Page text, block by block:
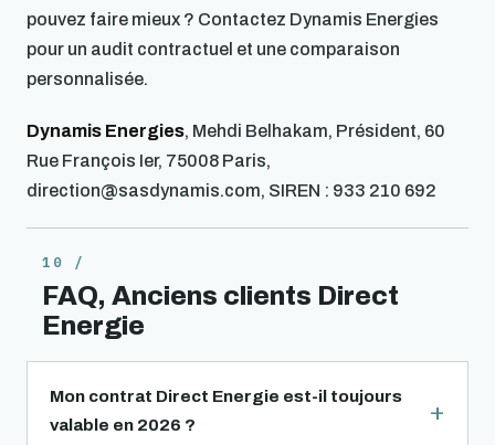
pouvez faire mieux ? Contactez Dynamis Energies
pour un audit contractuel et une comparaison
personnalisée.
Dynamis Energies, Mehdi Belhakam, Président, 60
Rue François Ier, 75008 Paris,
direction@sasdynamis.com, SIREN : 933 210 692
FAQ, Anciens clients Direct
Energie
Mon contrat Direct Energie est-il toujours
valable en 2026 ?